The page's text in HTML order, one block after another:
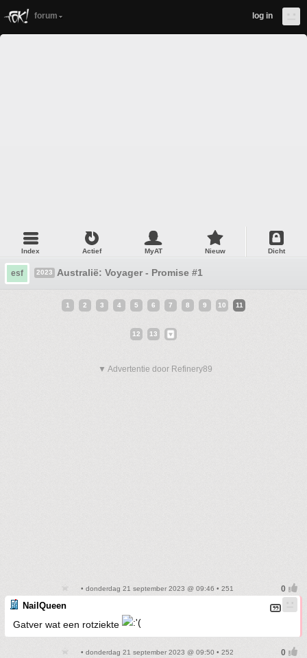
forum log in
Index Actief MyAT Nieuw Dicht
esf 2023 Australië: Voyager - Promise #1
1 2 3 4 5 6 7 8 9 10 11
12 13
▼ Advertentie door Refinery89
• donderdag 21 september 2023 @ 09:46 • 251
NailQueen
Gatver wat een rotziekte
• donderdag 21 september 2023 @ 09:50 • 252